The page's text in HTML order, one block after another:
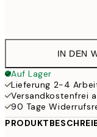
IN DEN
Auf Lager
Lieferung 2-4
Versandkostenfrei
90 Tage